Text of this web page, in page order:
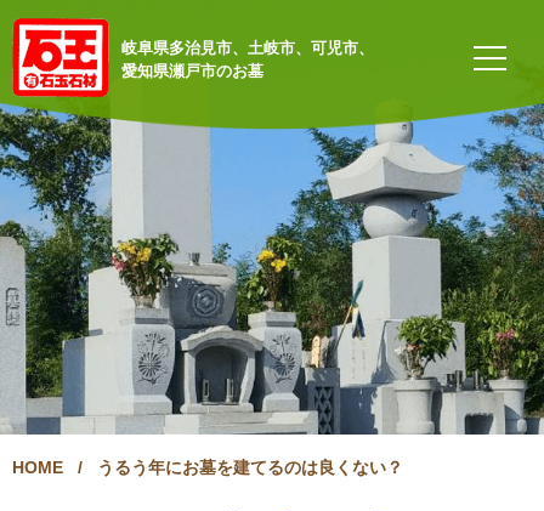
岐阜県多治見市、土岐市、可児市、
愛知県瀬戸市のお墓
HOME / うるう年にお墓を建てるのは良くない？